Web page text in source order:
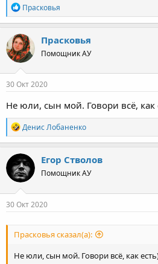
Р
е
а
к
ц
и
и
:
Прасковья
Прасковья
Помощник АУ
30 Окт 2020
Не юли, сын мой. Говори всё, как
Р
е
а
к
ц
и
и
:
Денис Лобаненко
Егор Стволов
Помощник АУ
30 Окт 2020
Прасковья сказал(а):
Не юли, сын мой. Говори всё, как